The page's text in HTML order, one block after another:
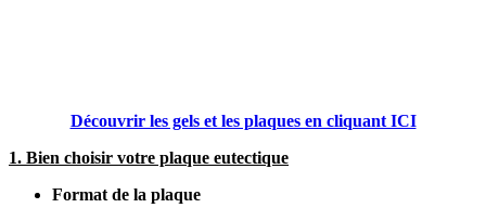
Découvrir les gels et les plaques en cliquant ICI
1. Bien choisir votre plaque eutectique
Format de la plaque